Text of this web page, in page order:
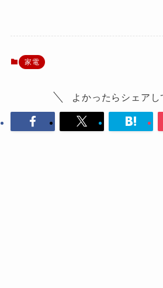
家電
よかったらシェアし